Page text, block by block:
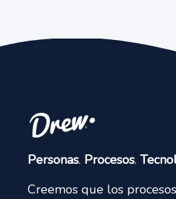
Personas. Procesos.
Creemos que los procesos